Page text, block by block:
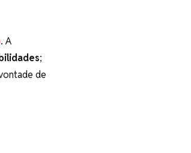
. A
;
de